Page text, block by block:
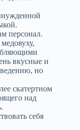
персонал.
вкусные и
но
скатертном
над
себя